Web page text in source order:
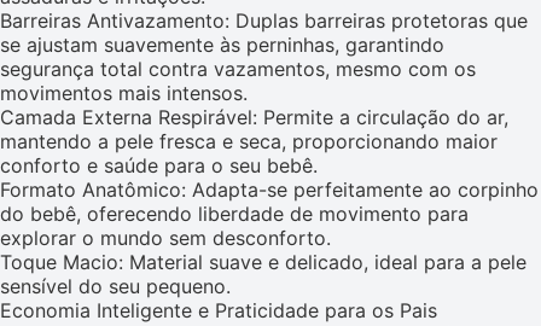
Barreiras Antivazamento: Duplas barreiras protetoras que
se ajustam suavemente às perninhas, garantindo
segurança total contra vazamentos, mesmo com os
movimentos mais intensos.
Camada Externa Respirável: Permite a circulação do ar,
mantendo a pele fresca e seca, proporcionando maior
conforto e saúde para o seu bebê.
Formato Anatômico: Adapta-se perfeitamente ao corpinho
do bebê, oferecendo liberdade de movimento para
explorar o mundo sem desconforto.
Toque Macio: Material suave e delicado, ideal para a pele
sensível do seu pequeno.
Economia Inteligente e Praticidade para os Pais